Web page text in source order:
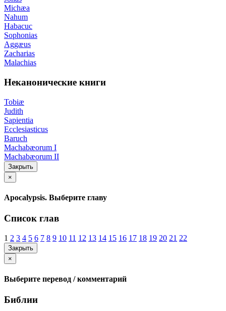
Michæa
Nahum
Habacuc
Sophonias
Aggæus
Zacharias
Malachias
Неканонические книги
Tobiæ
Judith
Sapientia
Ecclesiasticus
Baruch
Machabæorum I
Machabæorum II
Закрыть
×
Apocalypsis. Выберите главу
Список глав
1 2 3 4 5 6 7 8 9 10 11 12 13 14 15 16 17 18 19 20 21 22
Закрыть
×
Выберите перевод / комментарий
Библии